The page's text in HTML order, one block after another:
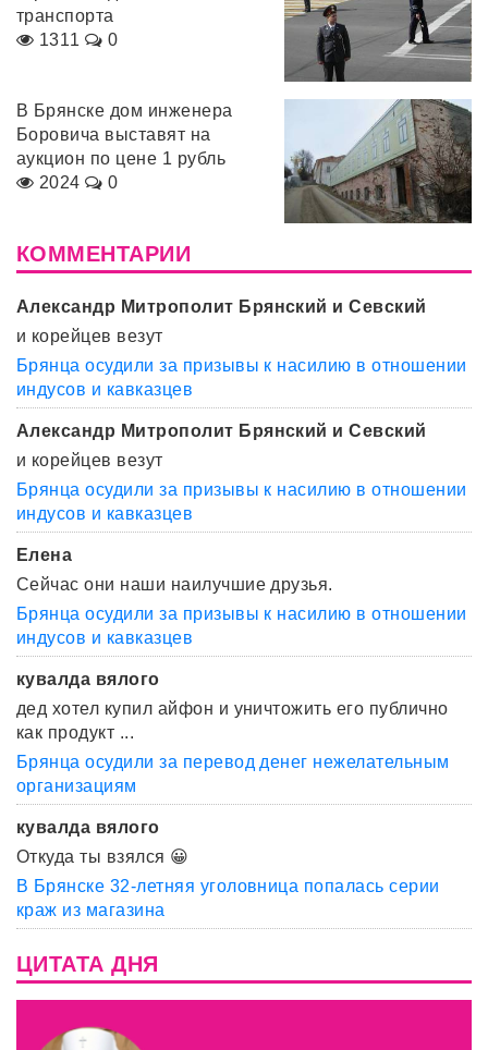
транспорта
1311
0
В Брянске дом инженера
Боровича выставят на
аукцион по цене 1 рубль
2024
0
КОММЕНТАРИИ
Александр Митрополит Брянский и Севский
и корейцев везут
Брянца осудили за призывы к насилию в отношении
индусов и кавказцев
Александр Митрополит Брянский и Севский
и корейцев везут
Брянца осудили за призывы к насилию в отношении
индусов и кавказцев
Елена
Сейчас они наши наилучшие друзья.
Брянца осудили за призывы к насилию в отношении
индусов и кавказцев
кувалда вялого
дед хотел купил айфон и уничтожить его публично
как продукт ...
Брянца осудили за перевод денег нежелательным
организациям
кувалда вялого
Откуда ты взялся 😀
В Брянске 32-летняя уголовница попалась серии
краж из магазина
ЦИТАТА ДНЯ